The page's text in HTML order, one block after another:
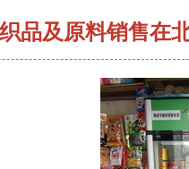
品及原料销售在